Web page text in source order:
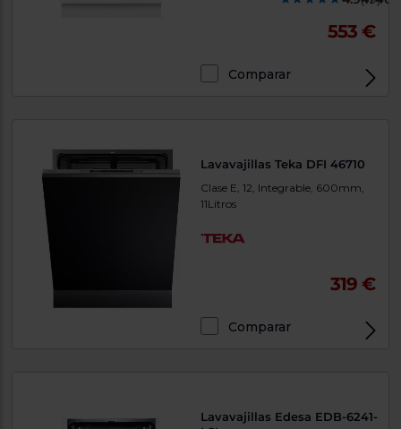
553 €
Comparar
Lavavajillas Teka DFI 46710
Clase E, 12, Integrable, 600mm,
11Litros
319 €
Comparar
Lavavajillas Edesa EDB-6241-